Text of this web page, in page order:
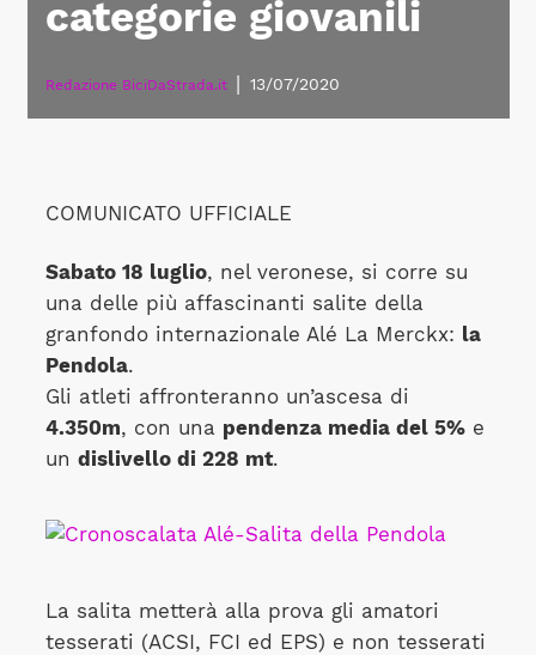
categorie giovanili
Redazione BiciDaStrada.it 13/07/2020
COMUNICATO UFFICIALE
Sabato 18 luglio, nel veronese, si corre su
una delle più affascinanti salite della
granfondo internazionale Alé La Merckx: la
Pendola.
Gli atleti affronteranno un’ascesa di
4.350m, con una pendenza media del 5%e
un dislivello di 228 mt.
La salita metterà alla prova gli amatori
tesserati (ACSI, FCI ed EPS) e non tesserati